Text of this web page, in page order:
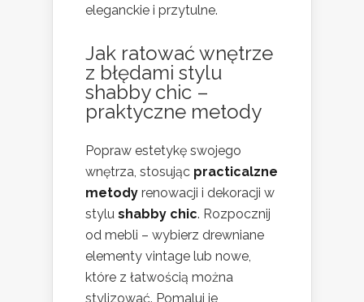
eleganckie i przytulne.
Jak ratować wnętrze
z błędami stylu
shabby chic –
praktyczne metody
Popraw estetykę swojego
wnętrza, stosując practicalzne
metody renowacji i dekoracji w
stylu shabby chic. Rozpocznij
od mebli – wybierz drewniane
elementy vintage lub nowe,
które z łatwością można
stylizować. Pomaluj je